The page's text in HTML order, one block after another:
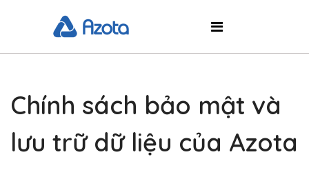
Chính sách bảo mật và
lưu trữ dữ liệu của Azota